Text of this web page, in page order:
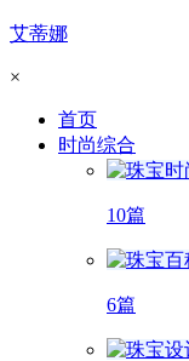
艾蒂娜
×
首页
时尚综合
10篇
6篇